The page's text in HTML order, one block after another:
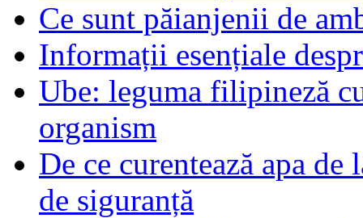
Ce sunt păianjenii de
Informații esențiale
Ube: leguma filipineză
organism
De ce curentează apa
de siguranță